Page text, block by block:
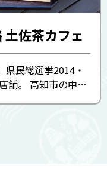
土佐茶カフェ
県民総選挙2014・
舗。 高知市の中心